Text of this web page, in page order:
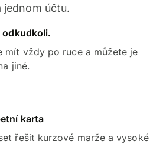
jednom účtu.
odkudkoli.
mít vždy po ruce a můžete je
jiné.
karta
řešit kurzové marže a vysoké